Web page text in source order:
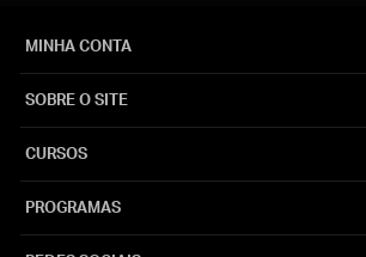
MINHA CONTA
SOBRE O SITE
CURSOS
PROGRAMAS